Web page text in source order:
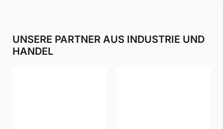
UNSERE PARTNER AUS INDUSTRIE UND
HANDEL